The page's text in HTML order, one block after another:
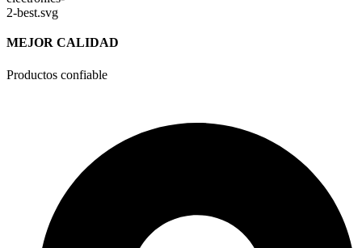
MEJOR CALIDAD
Productos confiable